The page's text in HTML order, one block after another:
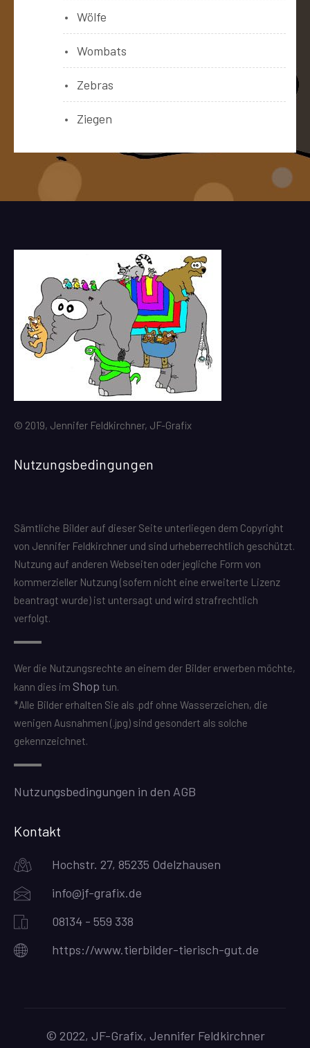
Wölfe
Wombats
Zebras
Ziegen
© 2019, Jennifer Feldkirchner, JF-Grafix
Nutzungsbedingungen
Sämtliche Bilder auf dieser Seite unterliegen dem Copyright
von Jennifer Feldkirchner und sind urheberrechtlich geschützt.
Nutzung auf anderen Webseiten oder jegliche Form von
kommerzieller Nutzung (sofern nicht eine erweiterte Lizenz
beantragt wurde) ist untersagt und wird strafrechtlich
verfolgt.
Wer die Nutzungsrechte an einem der Bilder erwerben möchte,
kann dies im Shop tun.
*Alle Bilder erhalten Sie als .pdf ohne Wasserzeichen, die
wenigen Ausnahmen (.jpg) sind gesondert als solche
gekennzeichnet.
Nutzungsbedingungen in den AGB
Kontakt
Hochstr. 27, 85235 Odelzhausen
info@jf-grafix.de
08134 - 559 338
https://www.tierbilder-tierisch-gut.de
© 2022, JF-Grafix, Jennifer Feldkirchner